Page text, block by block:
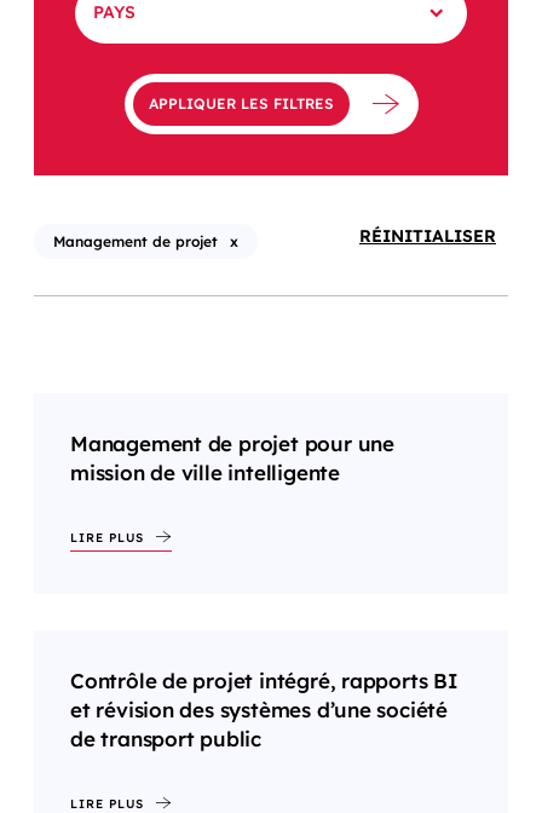
PAYS
APPLIQUER LES FILTRES
Management de projet x RÉINITIALISER
Management de projet pour une
mission de ville intelligente
LIRE PLUS
Contrôle de projet intégré, rapports BI
et révision des systèmes d’une société
de transport public
LIRE PLUS